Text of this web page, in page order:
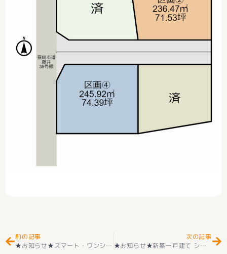
前の記事
★お知らせ★スマート・ワンシティ甲府市向町２号棟『Ｚ空調』の家 新築建売住宅好評販売中(^^♪
次の記事
★お知らせ★新築一戸建て シンプルモダン 韮崎市藤井町北下条 耐震２×４工法 １号棟 新築建売住宅 好評販売中(^^♪